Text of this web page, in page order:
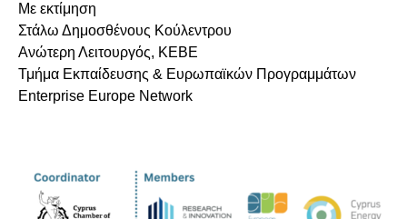
Με εκτίμηση
Στάλω Δημοσθένους Κούλεντρου
Ανώτερη Λειτουργός, KEBE
Τμήμα Εκπαίδευσης & Ευρωπαϊκών Προγραμμάτων
Enterprise Europe Network